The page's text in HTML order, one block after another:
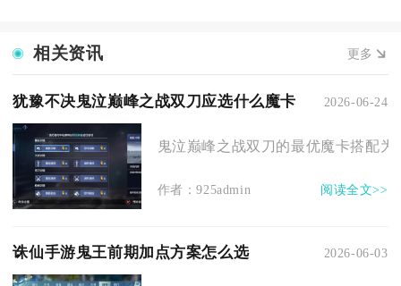
相关资讯 更多
犹豫不决鬼泣巅峰之战双刀应选什么魔卡 2026-06-24
鬼泣巅峰之战双刀的最优魔卡搭配
作者：925admin 阅读全文>>
诛仙手游鬼王前期加点方案怎么选 2026-06-03